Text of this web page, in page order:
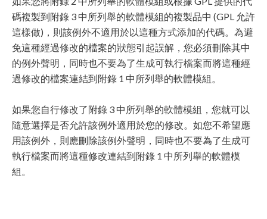
碼複製到附錄 3 中所列舉的軟體模組的複製品中 (GPL 允許
這樣做)，則該例外不適用於以這種方式添加的代碼。為避
免這種經過修改的檔案的狀態引起誤解，您必須刪除其中
的例外聲明，同時也不要為了生成可執行檔案而將這種經
過修改的檔案連結到附錄 1 中所列舉的軟體模組。
如果您自行修改了附錄 3 中所列舉的軟體模組，您就可以
隨意選擇是否允許該例外適用於您的修改。如您不希望應
用該例外，則應刪除該例外聲明，同時也不要為了生成可
執行檔案而將這種修改連結到附錄 1 中所列舉的軟體模
組。